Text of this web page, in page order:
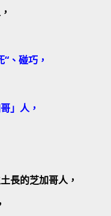
“ 、碰巧，
」人，
長的芝加哥人，